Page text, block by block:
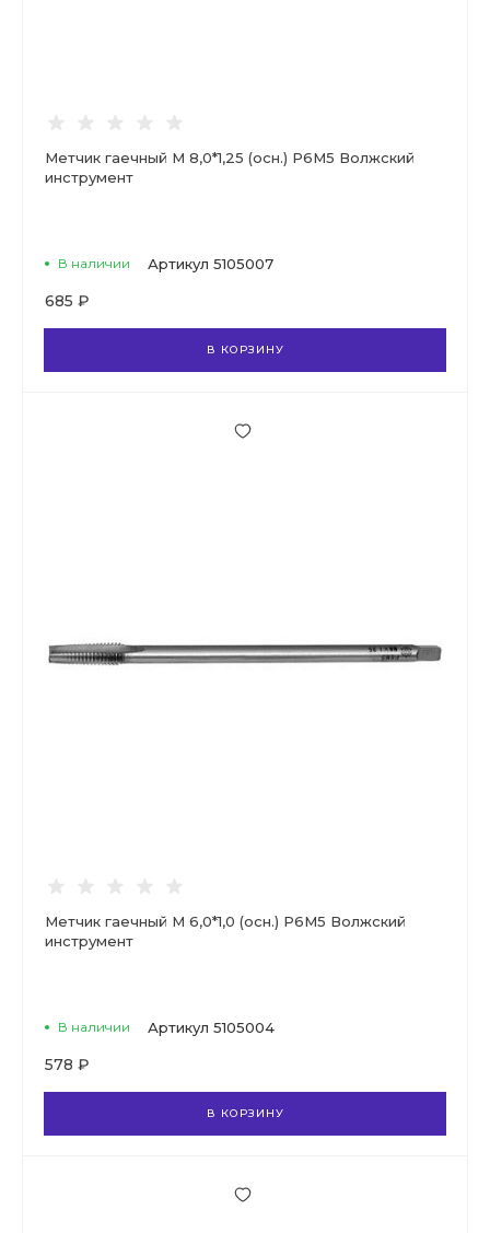
Метчик гаечный М 8,0*1,25 (осн.) Р6М5 Волжский
инструмент
В наличии Артикул 5105007
685 ₽
В КОРЗИНУ
Метчик гаечный М 6,0*1,0 (осн.) Р6М5 Волжский
инструмент
В наличии Артикул 5105004
578 ₽
В КОРЗИНУ